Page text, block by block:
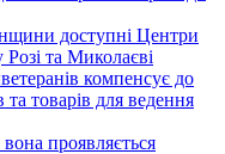
доступні Центри
та Миколаєві
компенсує до
товарів для ведення
проявляється